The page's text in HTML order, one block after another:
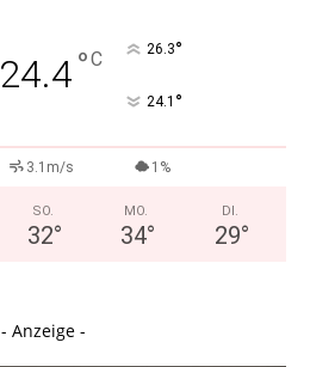
24.4°C 26.3°
24.1 °
3.1m/s 1%
SO.
32°
MO.
34°
DI.
29°
- Anzeige -